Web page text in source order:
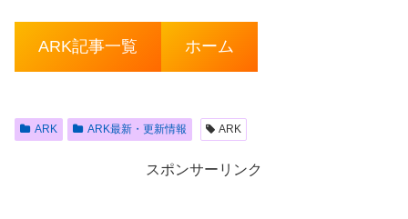
ARK記事一覧 ホーム
ARK ARK最新・更新情報 ARK
スポンサーリンク